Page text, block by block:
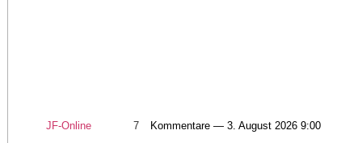
JF-Online 7 Kommentare — 3. August 2026 9:00